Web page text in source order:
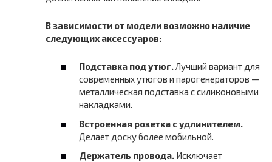
В зависимости от модели возможно наличие
следующих аксессуаров:
Подставка под утюг.Лучший вариант для
современных утюгов и парогенераторов —
металлическая подставка с силиконовыми
накладками.
Встроенная розетка с удлинителем.
Делает доску более мобильной.
Держатель провода. Исключает